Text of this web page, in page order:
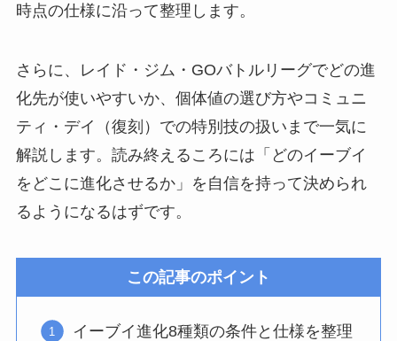
時点の仕様に沿って整理します。
さらに、レイド・ジム・GOバトルリーグでどの進
化先が使いやすいか、個体値の選び方やコミュニ
ティ・デイ（復刻）での特別技の扱いまで一気に
解説します。読み終えるころには「どのイーブイ
をどこに進化させるか」を自信を持って決められ
るようになるはずです。
この記事のポイント
イーブイ進化8種類の条件と仕様を整理